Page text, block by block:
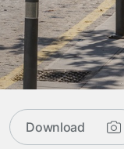
Download